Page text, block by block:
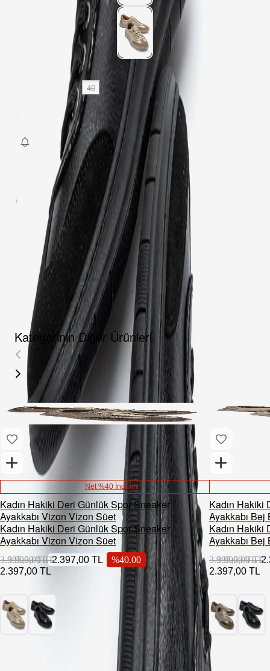
39 40
SEPETE EKLE
Fırsat Kombini Componenti Buraya Gelecek
ÜRÜN HAKKINDA
TAKSIT SEÇENEKLERI
YORUMLAR
AKSESUARLAR
Kategorinin Diğer Ürünleri
Net %40 İndirim
Kadın Hakiki Deri Günlük Spor Sneaker
Ayakkabı Vizon Vizon Süet
Kadın Hakiki Deri Günlük Spor Sneaker
Ayakkabı Vizon Vizon Süet
3.995,00 TL 2.397,00 TL %40.00
2.397,00 TL
3.995,00 TL
Kadın Hakiki
Ayakkabı Bej
Kadın Hakiki
Ayakkabı Bej
3.995,00 TL
2.397,00 TL
3.995,00 TL